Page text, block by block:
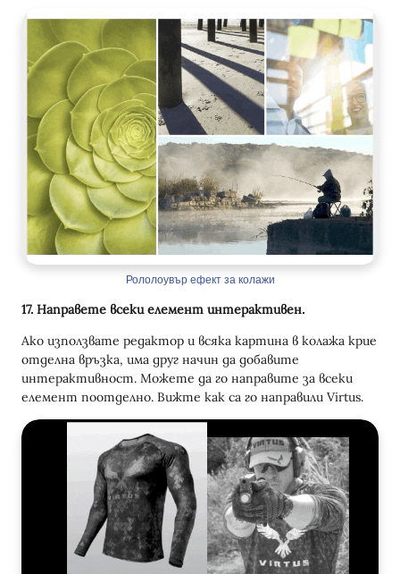
Рололоувър ефект за колажи
17. Направете всеки елемент интерактивен.
Ако използвате редактор и всяка картина в колажа крие
отделна връзка, има друг начин да добавите
интерактивност. Можете да го направите за всеки
елемент поотделно. Вижте как са го направили Virtus.